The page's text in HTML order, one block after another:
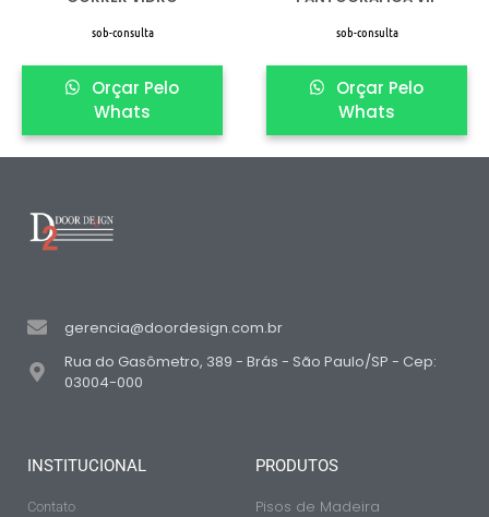
sob-consulta
Orçar Pelo
Whats
sob-consulta
Orçar Pelo
Whats
gerencia@doordesign.com.br
Rua do Gasômetro, 389 - Brás - São Paulo/SP - Cep:
03004-000
INSTITUCIONAL
Contato
PRODUTOS
Pisos de Madeira